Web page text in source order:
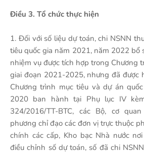
Điều 3. Tổ chức thực hiện
1. Đối với số liệu dự toán, chi NSNN
tiêu quốc gia năm 2021, năm 2022 bổ
nhiệm vụ được tích hợp trong Chương
giai đoạn 2021-2025, nhưng đã được
Chương trình mục tiêu và dự án
2020 ban hành tại Phụ lục IV
324/2016/TT-BTC, các Bộ, cơ
phương chỉ đạo các đơn vị trực thuộc
chính các cấp, Kho bạc Nhà nước
điều chỉnh số dự toán, số đã chi